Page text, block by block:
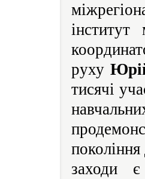
руху
тисячі
заходи